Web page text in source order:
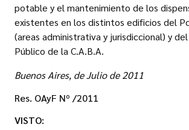
potable y el mantenimiento de los
existentes en los distintos edificios del
(areas administrativa y jurisdiccional) y
Público de la C.A.B.A.
Buenos Aires, de Julio de 2011
Res. OAyF Nº /2011
VISTO: